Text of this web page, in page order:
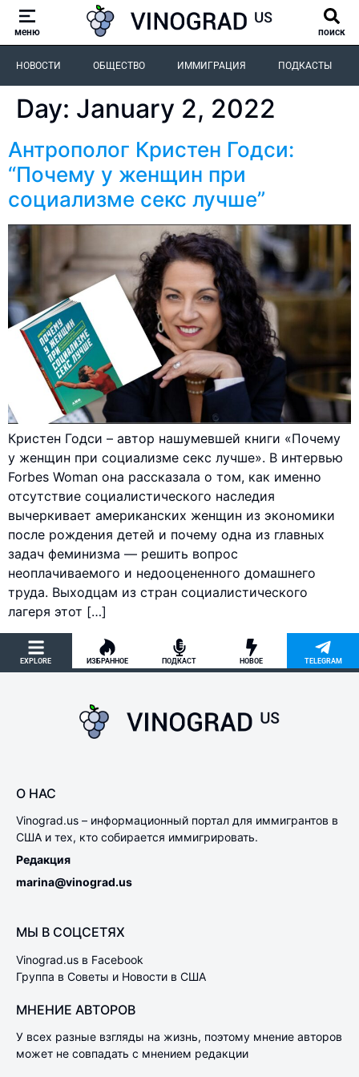
меню поиск
НОВОСТИ ОБЩЕСТВО ИММИГРАЦИЯ ПОДКАСТЫ
Day: January 2, 2022
Антрополог Кристен Годси:
“Почему у женщин при
социализме секс лучше”
Кристен Годси – автор нашумевшей книги «Почему
у женщин при социализме секс лучше». В интервью
Forbes Woman она рассказала о том, как именно
отсутствие социалистического наследия
вычеркивает американских женщин из экономики
после рождения детей и почему одна из главных
задач феминизма — решить вопрос
неоплачиваемого и недооцененного домашнего
труда. Выходцам из стран социалистического
лагеря этот […]
EXPLORE ИЗБРАННОЕ ПОДКАСТ НОВОЕ TELEGRAM
О НАС
Vinograd.us – информационный портал для иммигрантов в
США и тех, кто собирается иммигрировать.
Редакция
marina@vinograd.us
МЫ В СОЦСЕТЯХ
Vinograd.us в Facebook
Группа в Советы и Новости в США
МНЕНИЕ АВТОРОВ
У всех разные взгляды на жизнь, поэтому мнение авторов
может не совпадать с мнением редакции